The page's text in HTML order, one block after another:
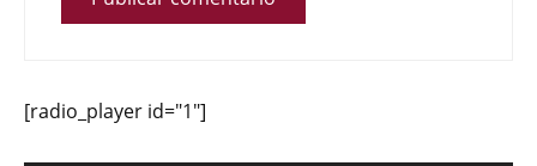
[radio_player id="1"]